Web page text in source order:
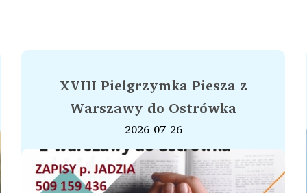
XVIII Pielgrzymka Piesza z
Warszawy do Ostrówka
2026-07-26